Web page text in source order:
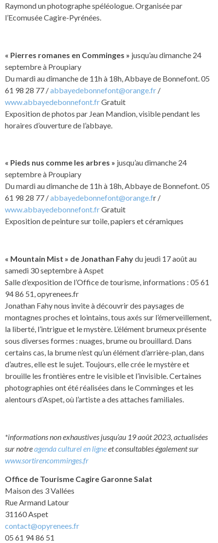
Raymond un photographe spéléologue. Organisée par
l’Ecomusée Cagire-Pyrénées.
« Pierres romanes en Comminges » jusqu’au dimanche 24
septembre à Proupiary
Du mardi au dimanche de 11h à 18h, Abbaye de Bonnefont. 05
61 98 28 77 /abbayedebonnefont@orange.fr /
www.abbayedebonnefont.frGratuit
Exposition de photos par Jean Mandion, visible pendant les
horaires d’ouverture de l’abbaye.
« Pieds nus comme les arbres » jusqu’au dimanche 24
septembre à Proupiary
Du mardi au dimanche de 11h à 18h, Abbaye de Bonnefont. 05
61 98 28 77 /abbayedebonnefont@orange.fr /
www.abbayedebonnefont.frGratuit
Exposition de peinture sur toile, papiers et céramiques
« Mountain Mist » de Jonathan Fahydu jeudi 17 août au
samedi 30 septembre à Aspet
Salle d’exposition de l’Office de tourisme, informations : 05 61
94 86 51, opyrenees.fr
Jonathan Fahy nous invite à découvrir des paysages de
montagnes proches et lointains, tous axés sur l’émerveillement,
la liberté, l’intrigue et le mystère. L’élément brumeux présente
sous diverses formes : nuages, brume ou brouillard. Dans
certains cas, la brume n’est qu’un élément d’arrière-plan, dans
d’autres, elle est le sujet. Toujours, elle crée le mystère et
brouille les frontières entre le visible et l’invisible. Certaines
photographies ont été réalisées dans le Comminges et les
alentours d’Aspet, où l’artiste a des attaches familiales.
*informations non exhaustives jusqu’au 19 août 2023, actualisées
sur notreagenda culturel en ligneet consultables également sur
www.sortirencomminges.fr
Office de Tourisme Cagire Garonne Salat
Maison des 3 Vallées
Rue Armand Latour
31160 Aspet
contact@opyrenees.fr
05 61 94 86 51